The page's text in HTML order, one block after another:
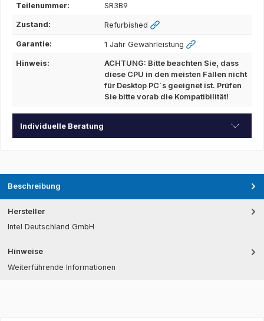
Teilenummer: SR3B9
Zustand: Refurbished
Garantie: 1 Jahr Gewährleistung
Hinweis:
ACHTUNG: Bitte beachten Sie, dass
diese CPU in den meisten Fällen nicht
für Desktop PC`s geeignet ist. Prüfen
Sie bitte vorab die Kompatibilität!
Individuelle Beratung
Beschreibung
Hersteller
Intel Deutschland GmbH
Hinweise
Weiterführende Informationen